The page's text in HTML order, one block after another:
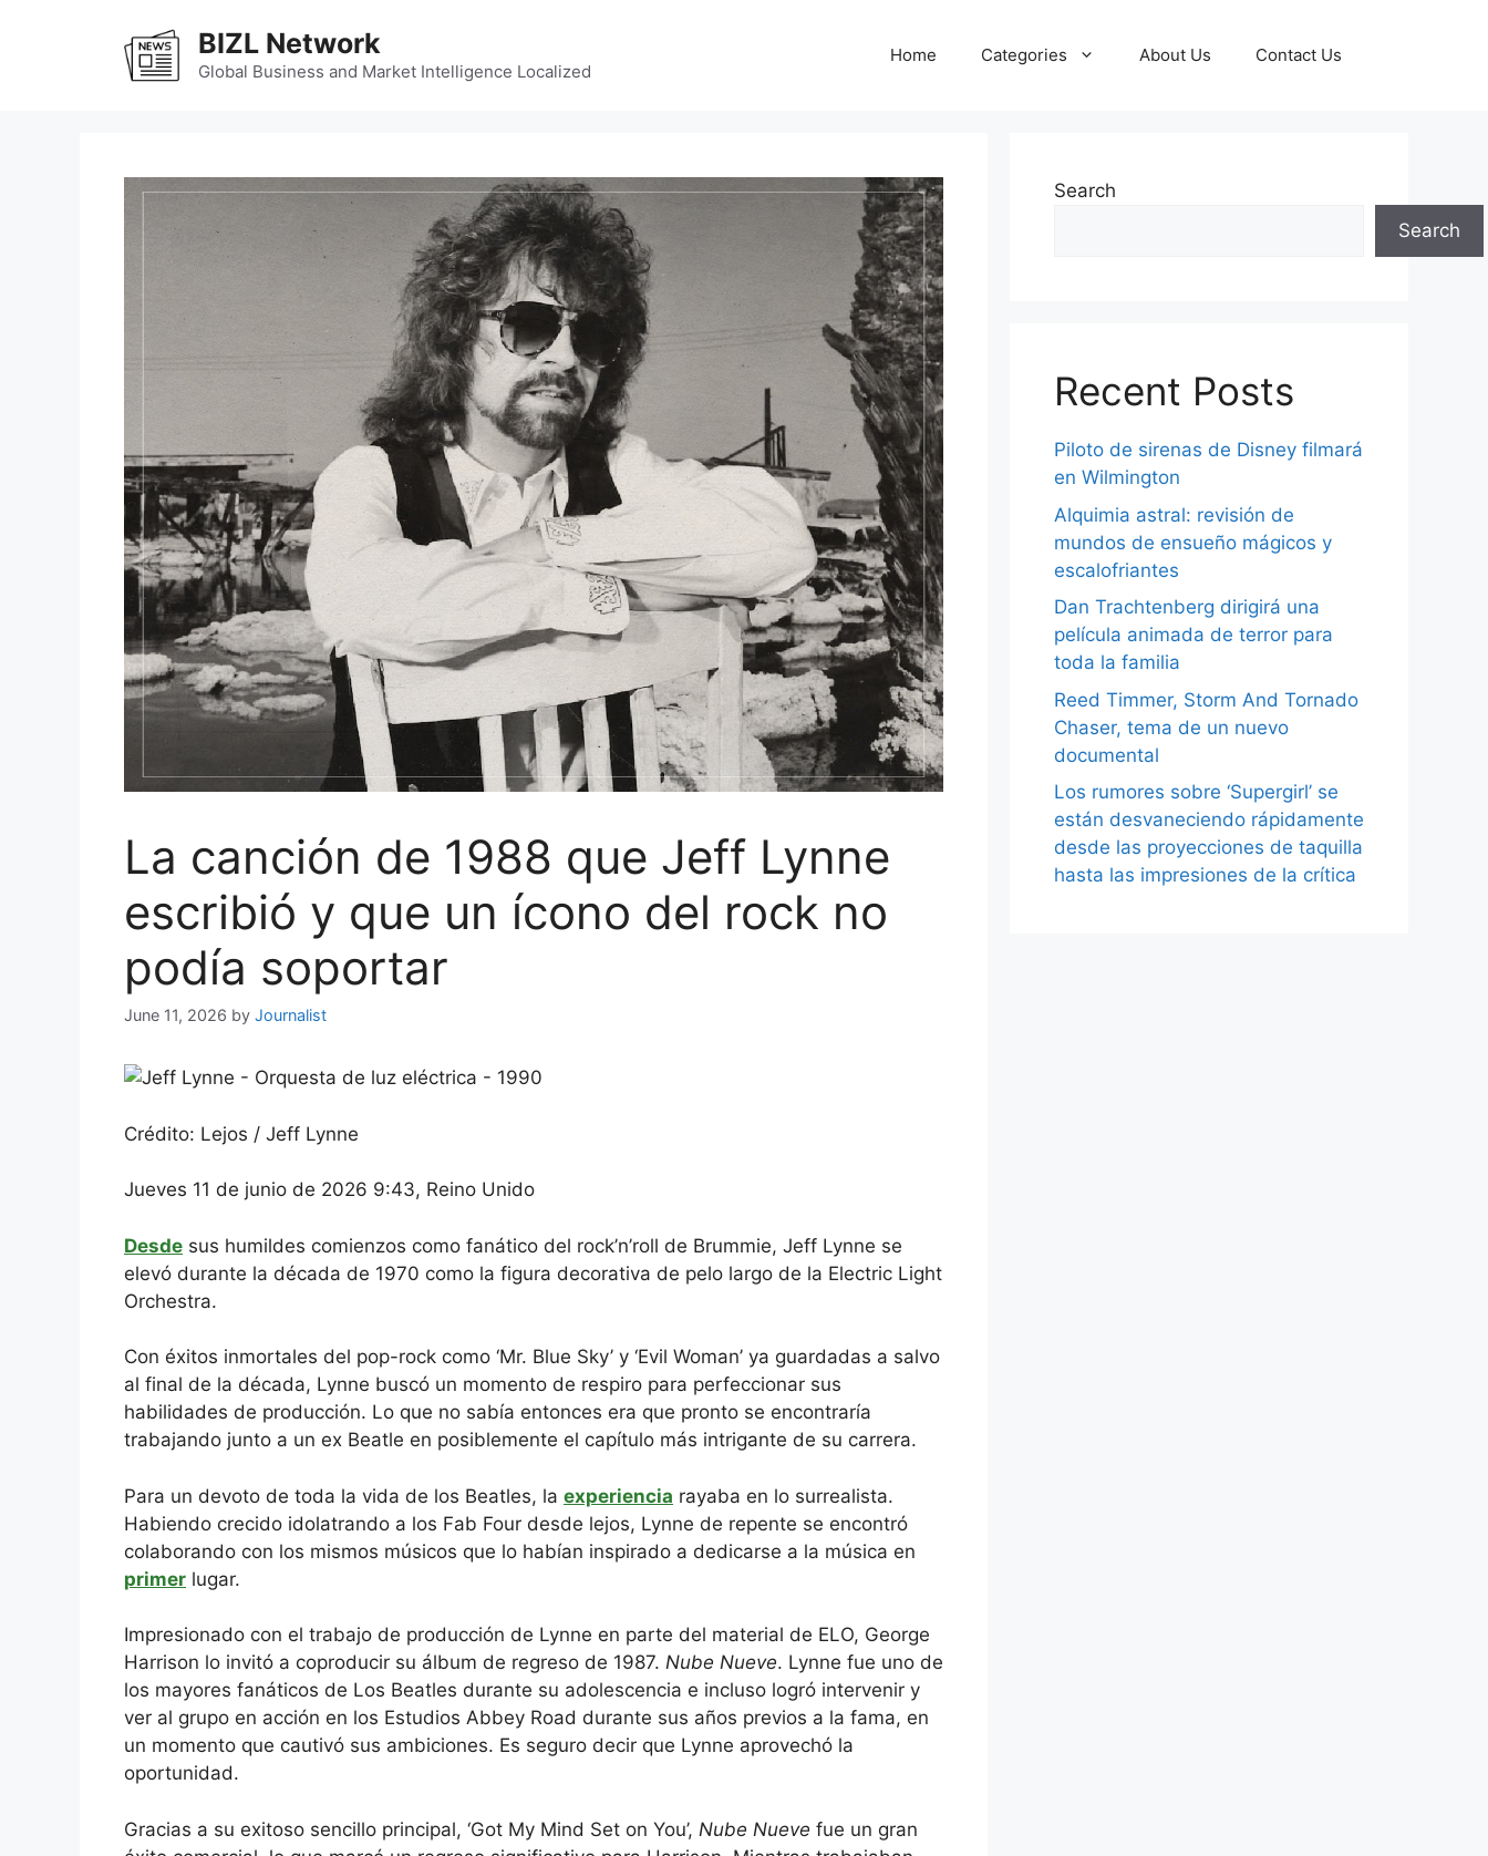
BIZL Network
Global Business and Market Intelligence Localized
Home Categories About Us Contact Us
La canción de 1988 que Jeff Lynne
escribió y que un ícono del rock no
podía soportar
June 11, 2026 by Journalist
Crédito: Lejos / Jeff Lynne
Jueves 11 de junio de 2026 9:43, Reino Unido
Desde sus humildes comienzos como fanático del rock’n’roll de Brummie, Jeff Lynne se
elevó durante la década de 1970 como la figura decorativa de pelo largo de la Electric Light
Orchestra.
Con éxitos inmortales del pop-rock como ‘Mr. Blue Sky’ y ‘Evil Woman’ ya guardadas a salvo
al final de la década, Lynne buscó un momento de respiro para perfeccionar sus
habilidades de producción. Lo que no sabía entonces era que pronto se encontraría
trabajando junto a un ex Beatle en posiblemente el capítulo más intrigante de su carrera.
Para un devoto de toda la vida de los Beatles, la experiencia rayaba en lo surrealista.
Habiendo crecido idolatrando a los Fab Four desde lejos, Lynne de repente se encontró
colaborando con los mismos músicos que lo habían inspirado a dedicarse a la música en
primer lugar.
Impresionado con el trabajo de producción de Lynne en parte del material de ELO, George
Harrison lo invitó a coproducir su álbum de regreso de 1987. Nube Nueve. Lynne fue uno de
los mayores fanáticos de Los Beatles durante su adolescencia e incluso logró intervenir y
ver al grupo en acción en los Estudios Abbey Road durante sus años previos a la fama, en
un momento que cautivó sus ambiciones. Es seguro decir que Lynne aprovechó la
oportunidad.
Gracias a su exitoso sencillo principal, ‘Got My Mind Set on You’, Nube Nueve fue un gran
Search
Search
Recent Posts
Piloto de sirenas de Disney filmará
en Wilmington
Alquimia astral: revisión de
mundos de ensueño mágicos y
escalofriantes
Dan Trachtenberg dirigirá una
película animada de terror para
toda la familia
Reed Timmer, Storm And Tornado
Chaser, tema de un nuevo
documental
Los rumores sobre ‘Supergirl’ se
están desvaneciendo rápidamente
desde las proyecciones de taquilla
hasta las impresiones de la crítica